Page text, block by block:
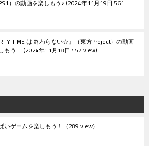
）の動画を楽しもう♪ 2024年11月19日 561
TIME は 終わらない☆』（東方Project）の動画
もう！ 2024年11月18日 557 view
いゲームを楽しもう！ （289 view）